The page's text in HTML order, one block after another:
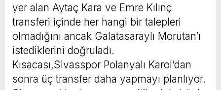
yer alan Aytaç Kara ve Emre Kılınç
transferi içinde her hangi bir talepleri
olmadığını ancak Galatasaraylı Morutan’ı
istediklerini doğruladı.
Kısacası,Sivasspor Polanyalı Karol’dan
sonra üç transfer daha yapmayı planlıyor.